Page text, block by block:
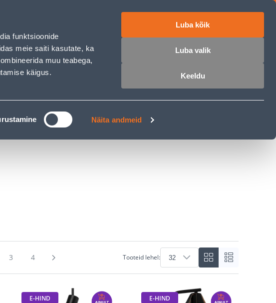
funktsioonide
meie saiti kasutate, ka
muu teabega,
käigus.
Näita andmeid
Luba kõik
Luba valik
Keeldu
Logi sisse
JÄRELMAKS
3 4 Tooteid lehel:
E-HIND E-HIND